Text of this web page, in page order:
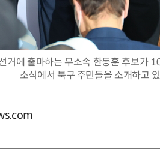
거에 출마하는 무소속 한동훈 후보가
소식에서 북구 주민들을 소개하고